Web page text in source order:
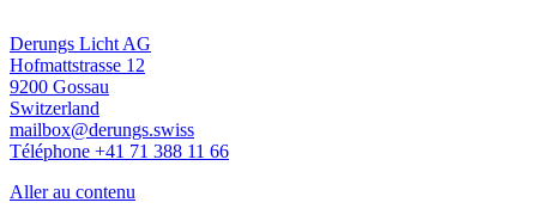
Derungs Licht AG
Hofmattstrasse 12
9200 Gossau
Switzerland
mailbox@derungs.swiss
Téléphone +41 71 388 11 66
Aller au contenu